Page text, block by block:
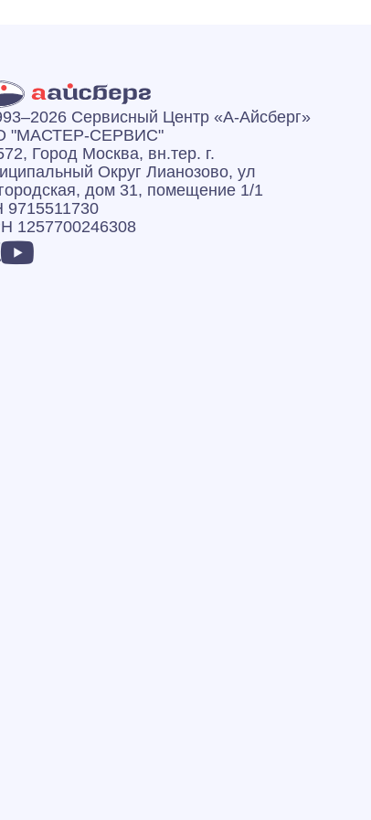
Сервисный Центр «А‑Айсберг»
"МАСТЕР-СЕРВИС"
Город Москва, вн.тер. г.
Округ Лианозово, ул
дом 31, помещение 1/1
1257700246308